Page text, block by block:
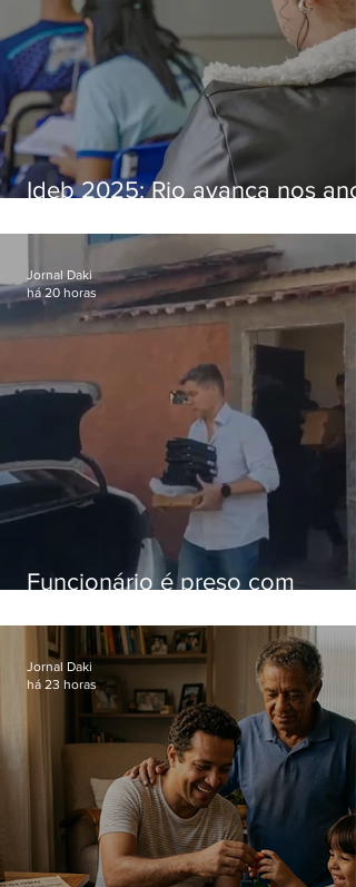
Ideb 2025: Rio avança nos
nacional
Funcionário é preso com
Hospital do Andaraí
Jornal Daki
há 20 horas
Jornal Daki
há 23 horas